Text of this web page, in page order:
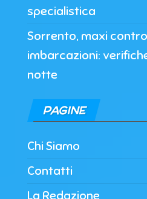
specialistica
Sorrento, maxi
imbarcazioni:
notte
PAGINE
Chi Siamo
Contatti
La Redazione